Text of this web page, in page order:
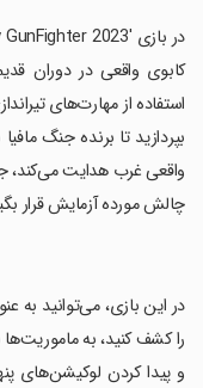
کابوی واقعی در دوران
استفاده از مهارت‌های
واقعی غرب هدایت می‌کند،
چالش مورده آزمایش قرار
‏در این بازی، می‌توانید به
را کشف کنید، به ماموریت‌ها
و پیدا کردن لوکیشن‌های